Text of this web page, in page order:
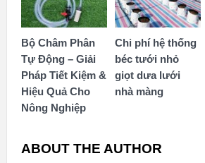
Bộ Châm Phân
Tự Động – Giải
Pháp Tiết Kiệm &
Hiệu Quả Cho
Nông Nghiệp
Chi phí hệ thống
béc tưới nhỏ
giọt dưa lưới
nhà màng
ABOUT THE AUTHOR